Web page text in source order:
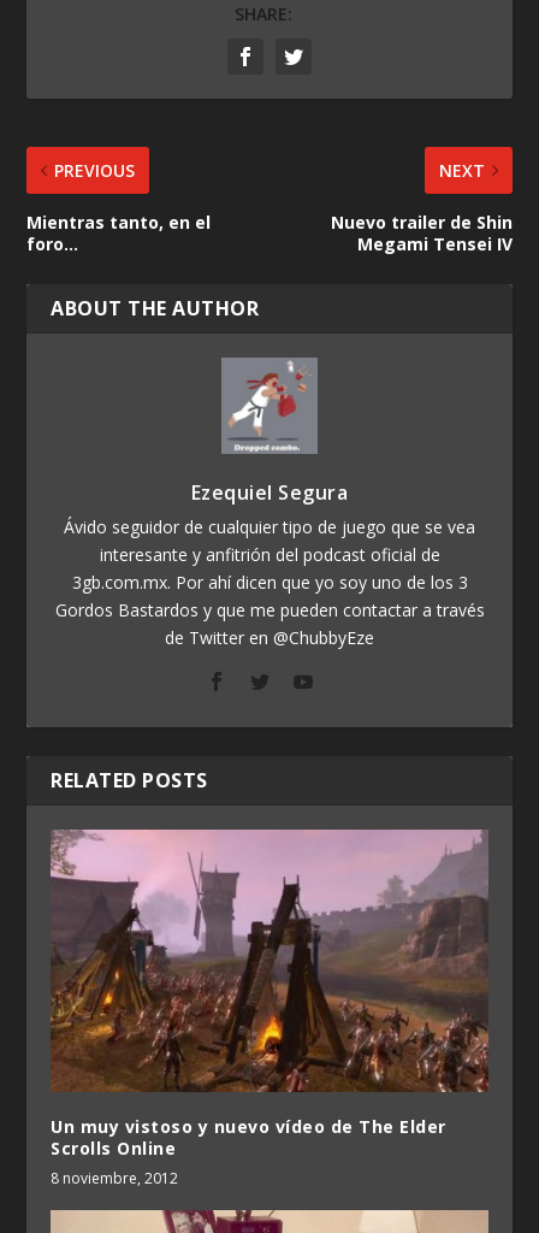
SHARE:
PREVIOUS
Mientras tanto, en el
foro…
NEXT
Nuevo trailer de Shin
Megami Tensei IV
ABOUT THE AUTHOR
Ezequiel Segura
Ávido seguidor de cualquier tipo de juego que se vea
interesante y anfitrión del podcast oficial de
3gb.com.mx. Por ahí dicen que yo soy uno de los 3
Gordos Bastardos y que me pueden contactar a través
de Twitter en @ChubbyEze
RELATED POSTS
Un muy vistoso y nuevo vídeo de The Elder
Scrolls Online
8 noviembre, 2012